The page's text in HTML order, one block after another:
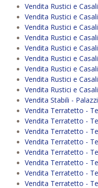
Vendita Rustici e
Vendita Rustici e
Vendita Rustici e
Vendita Rustici e
Vendita Rustici e
Vendita Rustici e
Vendita Rustici e
Vendita Rustici e
Vendita Rustici e
Vendita Stabili -
Vendita Terratetto -
Vendita Terratetto -
Vendita Terratetto -
Vendita Terratetto -
Vendita Terratetto -
Vendita Terratetto -
Vendita Terratetto -
Vendita Terratetto -